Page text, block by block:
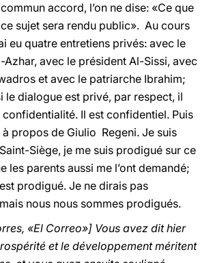
accord, l’on ne dise: «Ce que
sujet sera rendu public». Au cours
eu quatre entretiens privés: avec le
Azhar, avec le président Al-Sissi, avec
et avec le patriarche Ibrahim;
le dialogue est privé, par respect, il
Il est confidentiel. Puis
propos de Giulio Regeni. Je suis
Siège, je me suis prodigué sur ce
les parents aussi me l’ont demandé;
prodigué. Je ne dirais pas
nous nous sommes prodigués.
«El Correo»] Vous avez dit hier
et le développement méritent